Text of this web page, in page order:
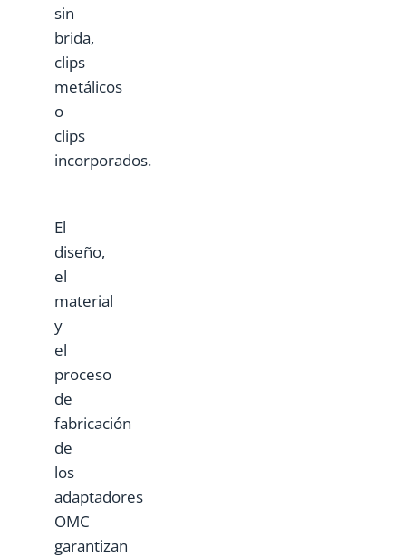
sin
brida,
clips
metálicos
o
clips
incorporados.
El
diseño,
el
material
y
el
proceso
de
fabricación
de
los
adaptadores
OMC
garantizan